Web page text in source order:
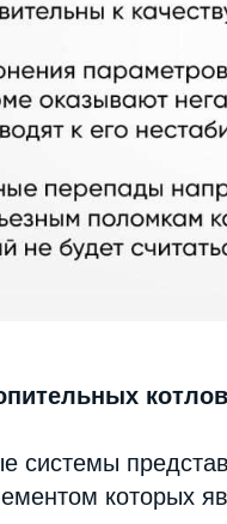
котлов
системы
которых